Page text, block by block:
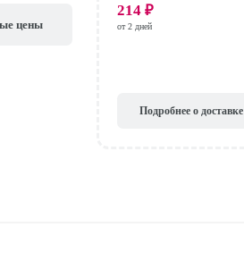
цены
214 ₽
от 2 дней
Подробнее о доставке